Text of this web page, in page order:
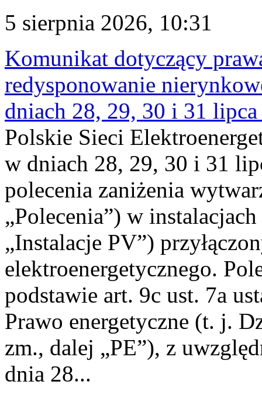
5 sierpnia 2026, 10:31
Komunikat dotyczący
redysponowanie
dniach 28, 29, 30 i 31
Polskie Sieci
w dniach 28, 29, 30 i 31
polecenia zaniżenia
„Polecenia”) w
„Instalacje PV”)
elektroenergetycznego.
podstawie art. 9c ust. 7a
Prawo energetyczne (t. j.
zm., dalej „PE”), z
dnia 28...